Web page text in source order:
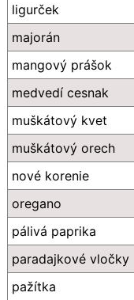
ligurček
majorán
mangový prášok
medvedí cesnak
muškátový kvet
muškátový orech
nové korenie
oregano
pálivá paprika
paradajkové vločky
pažítka